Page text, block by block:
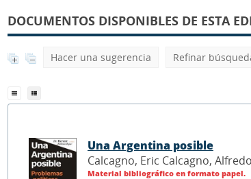
DOCUMENTOS DISPONIBLES DE ESTA
Hacer una sugerencia Refinar
Una Argentina posible
Calcagno, Eric Calcagno,
Material bibliográfico en formato papel.